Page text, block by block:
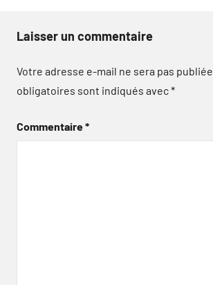
Laisser un commentaire
Votre adresse e-mail ne sera pas publiée.
obligatoires sont indiqués avec*
Commentaire*